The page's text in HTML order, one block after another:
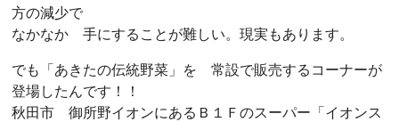
方の減少で
なかなか 手にすることが難しい。現実もあります。
でも「あきたの伝統野菜」を 常設で販売するコーナーが
登場したんです！！
秋田市 御所野イオンにあるＢ１Ｆのスーパー「イオンス